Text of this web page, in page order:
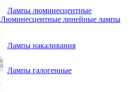
Лампы люминесцентные
Люминесцентные линейные лампы
Лампы накаливания
Лампы галогенные